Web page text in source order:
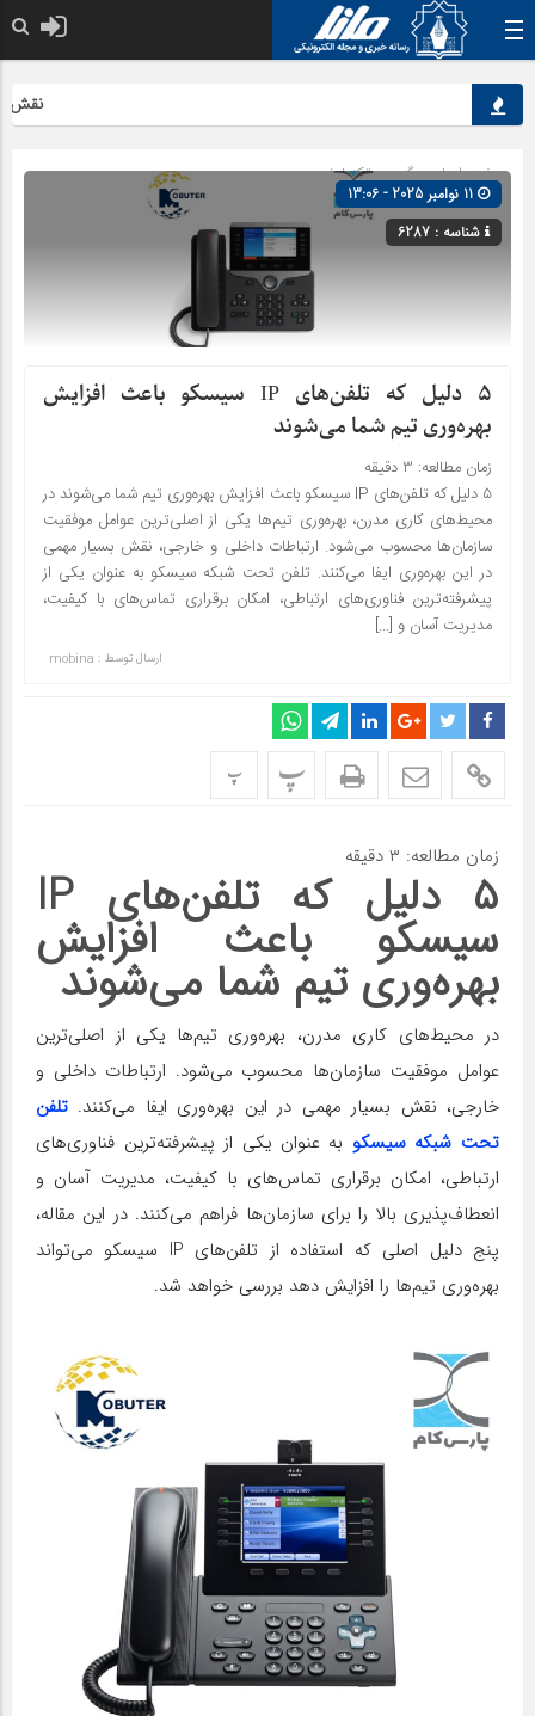
نقش
صفحه اصلی» گروه »تکنولوژی
شناسه : 6287
۵ دلیل که تلفن‌های IP سیسکو باعث افزایش
بهره‌وری تیم شما می‌شوند
زمان مطالعه: ۳ دقیقه
۵ دلیل که تلفن‌های IP سیسکو باعث افزایش بهره‌وری تیم شما می‌شوند در
محیط‌های کاری مدرن، بهره‌وری تیم‌ها یکی از اصلی‌ترین عوامل موفقیت
سازمان‌ها محسوب می‌شود. ارتباطات داخلی و خارجی، نقش بسیار مهمی
در این بهره‌وری ایفا می‌کنند. تلفن‌ تحت شبکه سیسکو به عنوان یکی از
پیشرفته‌ترین فناوری‌های ارتباطی، امکان برقراری تماس‌های با کیفیت،
مدیریت آسان و […]
ارسال توسط : mobina
پ پ
زمان مطالعه: ۳ دقیقه
۵ دلیل که تلفن‌های IP
سیسکو باعث افزایش
بهره‌وری تیم شما می‌شوند
در محیط‌های کاری مدرن، بهره‌وری تیم‌ها یکی از اصلی‌ترین
عوامل موفقیت سازمان‌ها محسوب می‌شود. ارتباطات داخلی و
خارجی، نقش بسیار مهمی در این بهره‌وری ایفا می‌کنند. تلفن‌
تحت شبکه سیسکو به عنوان یکی از پیشرفته‌ترین فناوری‌های
ارتباطی، امکان برقراری تماس‌های با کیفیت، مدیریت آسان و
انعطاف‌پذیری بالا را برای سازمان‌ها فراهم می‌کنند. در این مقاله،
پنج دلیل اصلی که استفاده از تلفن‌های IP سیسکو می‌تواند
بهره‌وری تیم‌ها را افزایش دهد بررسی خواهد شد.